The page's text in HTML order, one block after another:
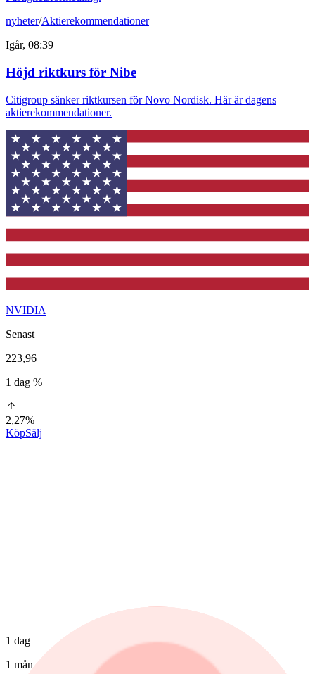
nyheter/Aktierekommendationer
Igår, 08:39
Höjd riktkurs för Nibe
Citigroup sänker riktkursen för Novo Nordisk. Här är dagens
aktierekommendationer.
NVIDIA
Senast
223,96
1 dag %
2,27%
KöpSälj
1 dag
1 mån